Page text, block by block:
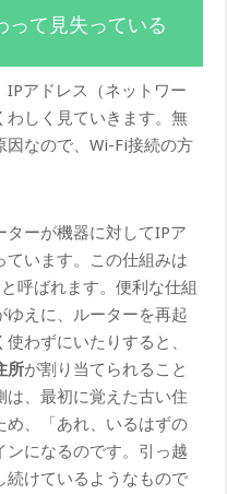
って見失っている
IPアドレス（ネットワー
わしく見ていきます。無
因なので、Wi-Fi接続の方
ターが機器に対してIPア
ています。この仕組みは
呼ばれます。便利な仕組
えに、ルーターを再起
わずにいたりすると、
所が割り当てられること
は、最初に覚えた古い住
め、「あれ、いるはずの
になるのです。引っ越
続けているようなもので